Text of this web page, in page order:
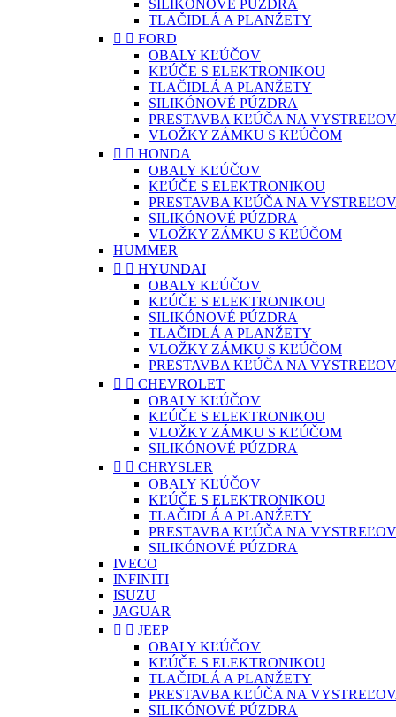
SILIKÓNOVÉ PÚZDRA
TLAČIDLÁ A PLANŽETY
  FORD
OBALY KĽÚČOV
KĽÚČE S ELEKTRONIKOU
TLAČIDLÁ A PLANŽETY
SILIKÓNOVÉ PÚZDRA
PRESTAVBA KĽÚČA NA
VLOŽKY ZÁMKU S KĽÚČOM
  HONDA
OBALY KĽÚČOV
KĽÚČE S ELEKTRONIKOU
PRESTAVBA KĽÚČA NA
SILIKÓNOVÉ PÚZDRA
VLOŽKY ZÁMKU S KĽÚČOM
HUMMER
  HYUNDAI
OBALY KĽÚČOV
KĽÚČE S ELEKTRONIKOU
SILIKÓNOVÉ PÚZDRA
TLAČIDLÁ A PLANŽETY
VLOŽKY ZÁMKU S KĽÚČOM
PRESTAVBA KĽÚČA NA
  CHEVROLET
OBALY KĽÚČOV
KĽÚČE S ELEKTRONIKOU
VLOŽKY ZÁMKU S KĽÚČOM
SILIKÓNOVÉ PÚZDRA
  CHRYSLER
OBALY KĽÚČOV
KĽÚČE S ELEKTRONIKOU
TLAČIDLÁ A PLANŽETY
PRESTAVBA KĽÚČA NA
SILIKÓNOVÉ PÚZDRA
IVECO
INFINITI
ISUZU
JAGUAR
  JEEP
OBALY KĽÚČOV
KĽÚČE S ELEKTRONIKOU
TLAČIDLÁ A PLANŽETY
PRESTAVBA KĽÚČA NA
SILIKÓNOVÉ PÚZDRA